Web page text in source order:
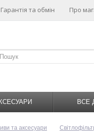
Гарантія та обмін Про
ВСЕ
та аксесуари